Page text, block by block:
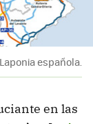
española.
en las